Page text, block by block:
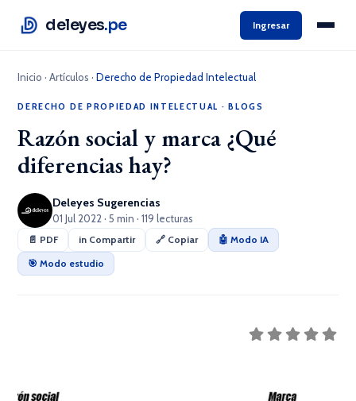
deleyes.pe Ingresar
Inicio ·Artículos ·Derecho de Propiedad Intelectual
DERECHO DE PROPIEDAD INTELECTUAL ·BLOGS
Razón social y marca ¿Qué
diferencias hay?
Deleyes Sugerencias
01 Jul 2022 · 5 min · 119 lecturas
📄 PDF in Compartir 🔗 Copiar
🤖 Modo IA
🎯 Modo estudio